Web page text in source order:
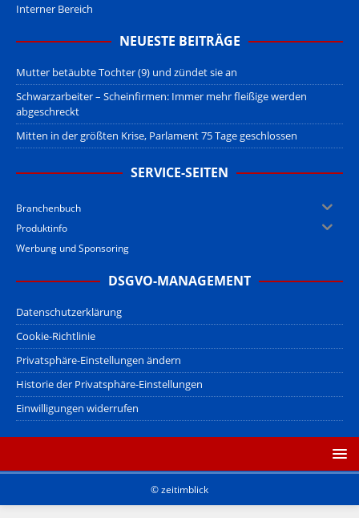
Interner Bereich
NEUESTE BEITRÄGE
Mutter betäubte Tochter (9) und zündet sie an
Schwarzarbeiter – Scheinfirmen: Immer mehr fleißige werden
abgeschreckt
Mitten in der größten Krise, Parlament 75 Tage geschlossen
SERVICE-SEITEN
Branchenbuch
Produktinfo
Werbung und Sponsoring
DSGVO-MANAGEMENT
Datenschutzerklärung
Cookie-Richtlinie
Privatsphäre-Einstellungen ändern
Historie der Privatsphäre-Einstellungen
Einwilligungen widerrufen
© zeitimblick